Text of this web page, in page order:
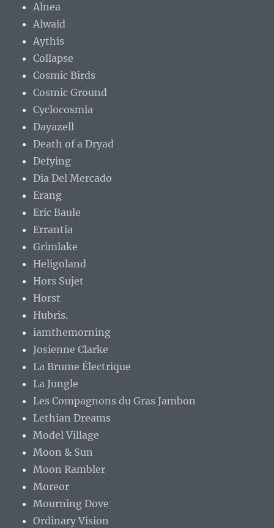
Alnea
Alwaid
Aythis
Collapse
Cosmic Birds
Cosmic Ground
Cyclocosmia
Dayazell
Death of a Dryad
Defying
Dia Del Mercado
Erang
Eric Baule
Errantia
Grimlake
Heligoland
Hors Sujet
Horst
Hubris.
iamthemorning
Josienne Clarke
La Brume Électrique
La Jungle
Les Compagnons du Gras Jambon
Lethian Dreams
Model Village
Moon & Sun
Moon Rambler
Moreor
Mourning Dove
Ordinary Vision